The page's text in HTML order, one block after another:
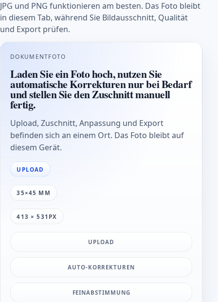
JPG und PNG funktionieren am besten. Das Foto bleibt
in diesem Tab, während Sie Bildausschnitt, Qualität
und Export prüfen.
DOKUMENTFOTO
Laden Sie ein Foto hoch, nutzen Sie
automatische Korrekturen nur bei Bedarf
und stellen Sie den Zuschnitt manuell
fertig.
Upload, Zuschnitt, Anpassung und Export
befinden sich an einem Ort. Das Foto bleibt auf
diesem Gerät.
UPLOAD
35×45 MM
413 × 531PX
UPLOAD
AUTO-KORREKTUREN
FEINABSTIMMUNG